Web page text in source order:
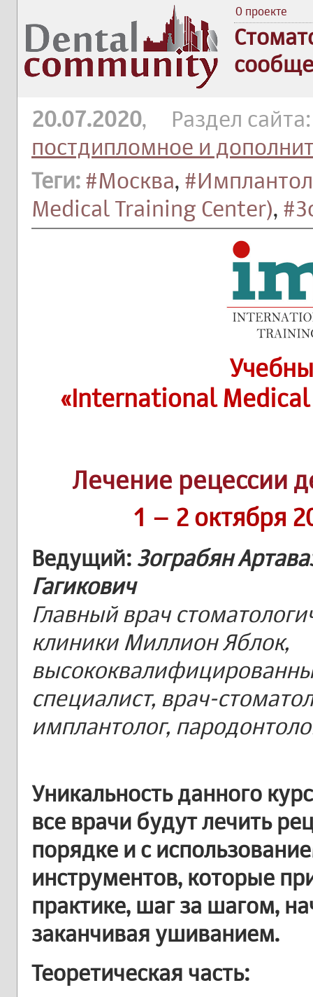
О проекте
20.07.2020, Раздел
постдипломное и
Теги: #Москва,
Medical Training Center),
«International Medical
Лечение рецессии
1 – 2 октября
Ведущий: Зограбян
Гагикович
Главный врач
клиники Миллион Яблок,
специалист, врач-
имплантолог,
Уникальность данного
все врачи будут лечить
порядке и с
инструментов, которые
практике, шаг за шагом,
заканчивая ушиванием.
Теоретическая часть: